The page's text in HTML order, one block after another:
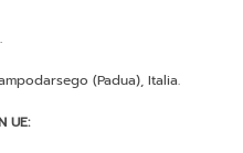
(Padua), Italia.
UE: